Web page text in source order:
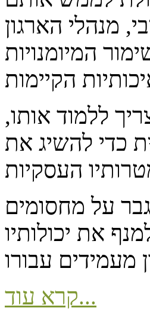
מנהלי הארגון
המיומנויות
ללמוד אותו,
כדי להשיג את
על מחסומים
את יכולותיו
קרא עוד...